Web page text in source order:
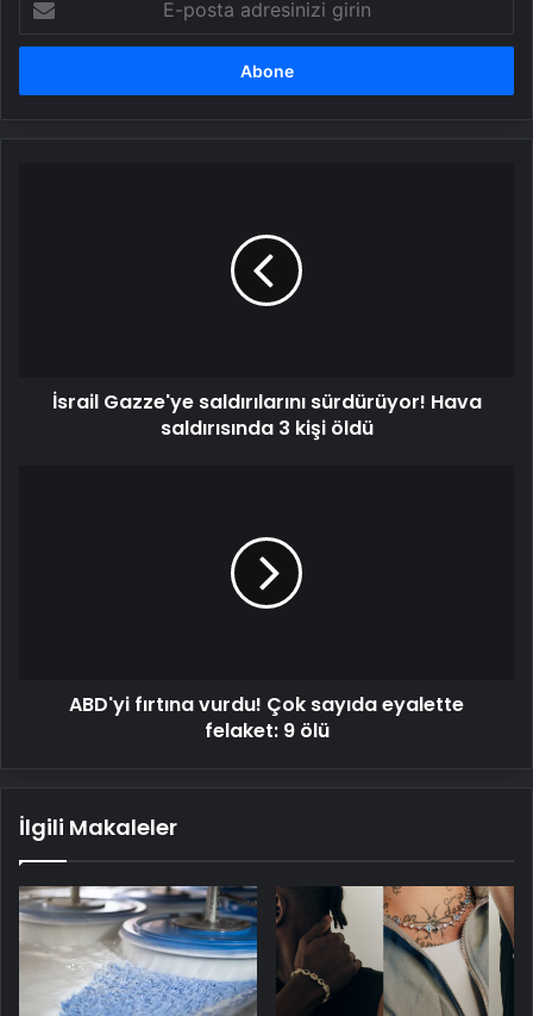
posta
adresinizi
İsrail Gazze'ye saldırılarını sürdürüyor! Hava
saldırısında 3 kişi öldü
ABD'yi fırtına vurdu! Çok sayıda eyalette
felaket: 9 ölü
İlgili Makaleler